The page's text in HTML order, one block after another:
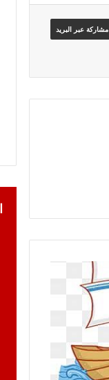
مشاركة عبر البريد